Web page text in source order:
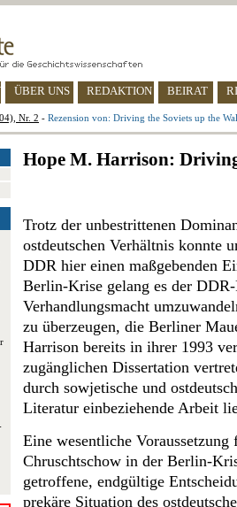
ÜBER UNS REDAKTION BEIRAT
Nr. 2 - Rezension von: Driving the Soviets up the
Hope M. Harrison:
Trotz der unbestrittenen
ostdeutschen Verhältnis konnte
DDR hier einen maßgebenden
Berlin-Krise gelang es der
Verhandlungsmacht
zu überzeugen, die Berliner
Harrison bereits in ihrer 1993
zugänglichen Dissertation
durch sowjetische und
Literatur einbeziehende Arbeit
Eine wesentliche
Chruschtschow in der Berlin-
getroffene, endgültige
prekäre Situation des